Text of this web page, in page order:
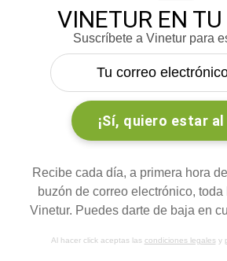
VINETUR EN
Suscríbete a Vinetur para
Recibe cada día, a primera hora
buzón de correo electrónico,
Vinetur. Puedes darte de baja en
Al hacer click aceptas las condiciones legalesy